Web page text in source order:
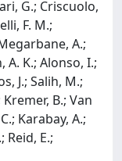
G.; Criscuolo,
F. M.;
A.;
A. K.; Alonso, I.;
J.; Salih, M.;
Kremer, B.; Van
Karabay, A.;
Reid, E.;